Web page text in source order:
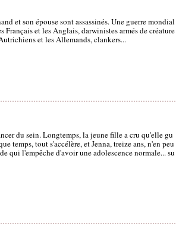
et son épouse sont assassinés. Une guerre mondial
Français et les Anglais, darwinistes armés de créature
et les Allemands, clankers...
du sein. Longtemps, la jeune fille a cru qu'elle gu
temps, tout s'accélère, et Jenna, treize ans, n'en peu
qui l'empêche d'avoir une adolescence normale... su